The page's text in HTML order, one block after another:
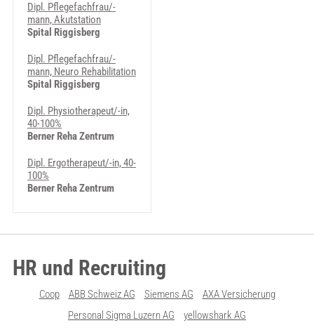
Dipl. Pflegefachfrau/-
mann, Akutstation
Spital Riggisberg
Dipl. Pflegefachfrau/-
mann, Neuro Rehabilitation
Spital Riggisberg
Dipl. Physiotherapeut/-in,
40-100%
Berner Reha Zentrum
Dipl. Ergotherapeut/-in, 40-
100%
Berner Reha Zentrum
HR und Recruiting
Coop ABB Schweiz AG Siemens AG
AXA Versicherung
Personal Sigma Luzern AG
yellowshark AG